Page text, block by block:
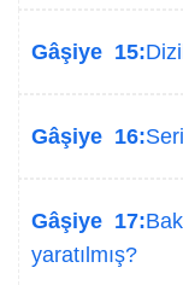
Gâşiye 15:
Gâşiye 16:
Gâşiye 17:
yaratılmış?